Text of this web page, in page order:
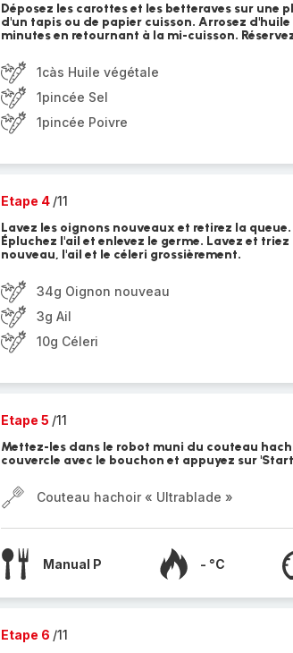
Déposez les carottes et les betteraves sur une
d'un tapis ou de papier cuisson. Arrosez
minutes en retournant à la mi-cuisson.
1càs Huile végétale
1pincée Sel
1pincée Poivre
Etape 4 /11
Lavez les oignons nouveaux et retirez la
Épluchez l'ail et enlevez le germe. Lavez et
nouveau, l'ail et le céleri grossièrement.
34g Oignon nouveau
3g Ail
10g Céleri
Etape 5 /11
Mettez-les dans le robot muni du couteau
couvercle avec le bouchon et appuyez sur
Couteau hachoir « Ultrablade »
Manual P - °C
Etape 6 /11